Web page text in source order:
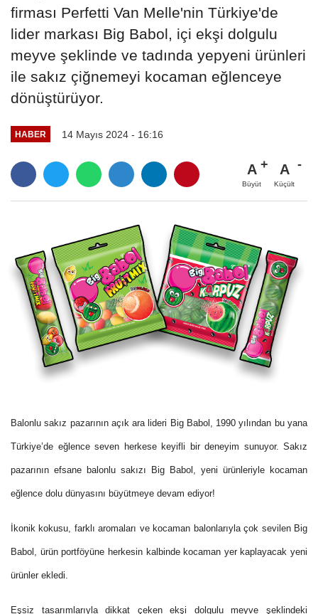
firması Perfetti Van Melle'nin Türkiye'de
lider markası Big Babol, içi ekşi dolgulu
meyve şeklinde ve tadında yepyeni ürünleri
ile sakız çiğnemeyi kocaman eğlenceye
dönüştürüyor.
HABER 14 Mayıs 2024 - 16:16
A
Büyüt
A
Küçült
Balonlu sakız pazarının açık ara lideri Big Babol, 1990 yılından bu yana
Türkiye’de eğlence seven herkese keyifli bir deneyim sunuyor. Sakız
pazarının efsane balonlu sakızı Big Babol, yeni ürünleriyle kocaman
eğlence dolu dünyasını büyütmeye devam ediyor!
İkonik kokusu, farklı aromaları ve kocaman balonlarıyla çok sevilen Big
Babol, ürün portföyüne herkesin kalbinde kocaman yer kaplayacak yeni
ürünler ekledi.
Eşsiz tasarımlarıyla dikkat çeken ekşi dolgulu meyve şeklindeki